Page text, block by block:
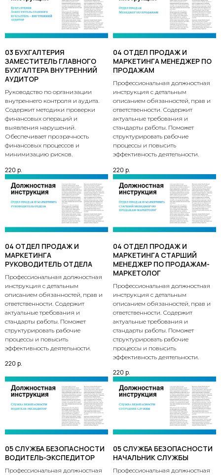
03 БУХГАЛТЕРИЯ
ЗАМЕСТИТЕЛЬ ГЛАВНОГО
БУХГАЛТЕРА ВНУТРЕННИЙ
АУДИТОР
Руководство по организации
внутреннего контроля и аудита.
Содержит методики проверки
финансовых операций и
выявления нарушений.
Обеспечивает прозрачность
финансовых процессов и
минимизацию рисков.
220 р.
04 ОТДЕЛ ПРОДАЖ И
МАРКЕТИНГА МЕНЕДЖЕР ПО
ПРОДАЖАМ
Профессиональная должностная
инструкция с детальным
описанием обязанностей, прав и
ответственности. Содержит
актуальные требования и
стандарты работы. Поможет
структурировать рабочие
процессы и повысить
эффективность деятельности.
220 р.
04 ОТДЕЛ ПРОДАЖ И
МАРКЕТИНГА
РУКОВОДИТЕЛЬ ОТДЕЛА
Профессиональная должностная
инструкция с детальным
описанием обязанностей, прав и
ответственности. Содержит
актуальные требования и
стандарты работы. Поможет
структурировать рабочие
процессы и повысить
эффективность деятельности.
220 р.
04 ОТДЕЛ ПРОДАЖ И
МАРКЕТИНГА СТАРШИЙ
МЕНЕДЖЕР ПО ПРОДАЖАМ-
МАРКЕТОЛОГ
Профессиональная должностная
инструкция с детальным
описанием обязанностей, прав и
ответственности. Содержит
актуальные требования и
стандарты работы. Поможет
структурировать рабочие
процессы и повысить
эффективность деятельности.
220 р.
05 СЛУЖБА БЕЗОПАСНОСТИ
ВОДИТЕЛЬ-ЭКСПЕДИТОР
Профессиональная должностная
05 СЛУЖБА БЕЗОПАСНОСТИ
НАЧАЛЬНИК СЛУЖБЫ
Профессиональная должностная